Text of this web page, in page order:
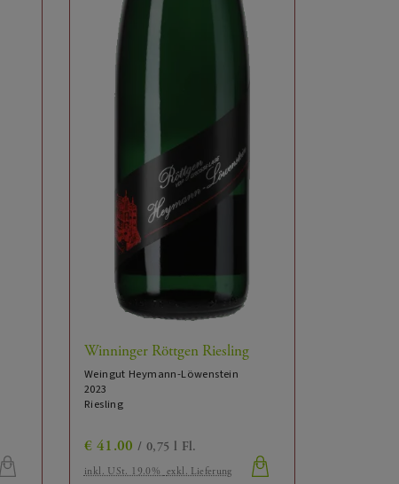
Winninger Röttgen Riesling
Weingut Heymann-Löwenstein
2023
Riesling
€ 41.00 / 0,75 l Fl.
inkl. USt. 19.0% exkl. Lieferung